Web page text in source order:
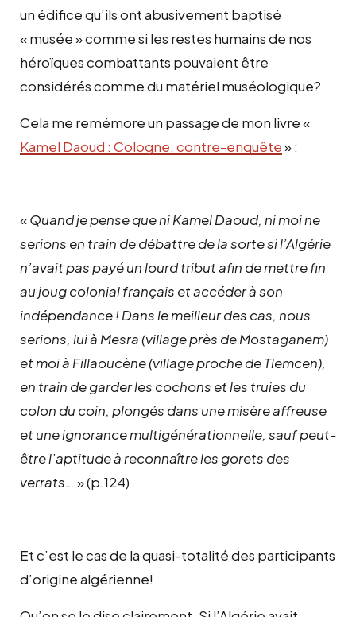
un édifice qu’ils ont abusivement baptisé
« musée » comme si les restes humains de nos
héroïques combattants pouvaient être
considérés comme du matériel muséologique?
Cela me remémore un passage de mon livre «
Kamel Daoud : Cologne, contre-enquête» :
«Quand je pense que ni Kamel Daoud, ni moi ne
serions en train de débattre de la sorte si l’Algérie
n’avait pas payé un lourd tribut afin de mettre fin
au joug colonial français et accéder à son
indépendance ! Dans le meilleur des cas, nous
serions, lui à Mesra (village près de Mostaganem)
et moi à Fillaoucène (village proche de Tlemcen),
en train de garder les cochons et les truies du
colon du coin, plongés dans une misère affreuse
et une ignorance multigénérationnelle, sauf peut-
être l’aptitude à reconnaître les gorets des
verrats… » (p.124)
Et c’est le cas de la quasi-totalité des participants
d’origine algérienne!